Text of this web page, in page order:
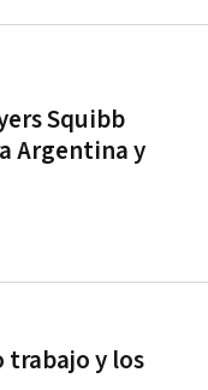
Squibb
Argentina y
trabajo y los